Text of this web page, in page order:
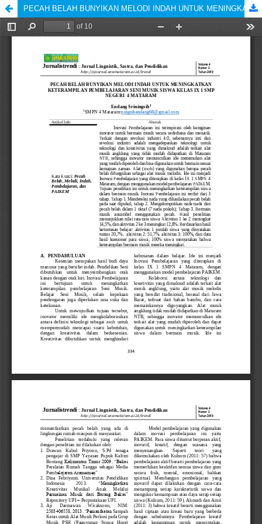
PECAH BELAH BUNYIKAN MELODI INDAH UNTUK MENINGKATKAN KETERAMPILAN PEMBELAJARAN SENI MUSIK SISWA KELAS IX 1 SMP NEGERI 4 MATARAM